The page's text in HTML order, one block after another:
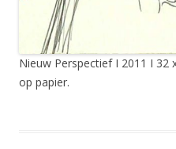
Nieuw Perspectief I 2011 I 32
op papier.